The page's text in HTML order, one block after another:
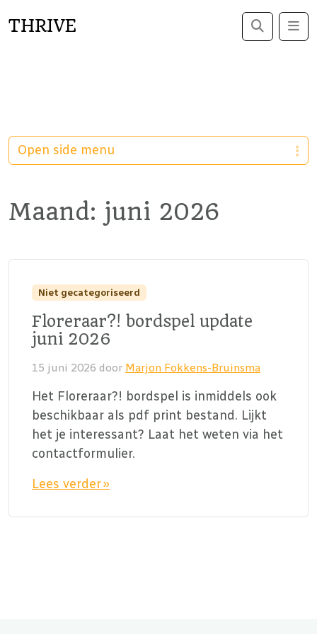
THRIVE Search
Maand: juni 2026
Niet gecategoriseerd
Floreraar?! bordspel update
juni 2026
15 juni 2026 door Marjon Fokkens-Bruinsma
Het Floreraar?! bordspel is inmiddels ook
beschikbaar als pdf print bestand. Lijkt
het je interessant? Laat het weten via het
contactformulier.
Lees verder »
Open side menu